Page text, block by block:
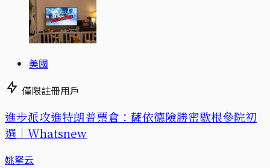
美國
僅限註冊用戶
進步派攻進特朗普票倉：薩依德險勝密歇根參院初
選｜Whatsnew
姚拏云